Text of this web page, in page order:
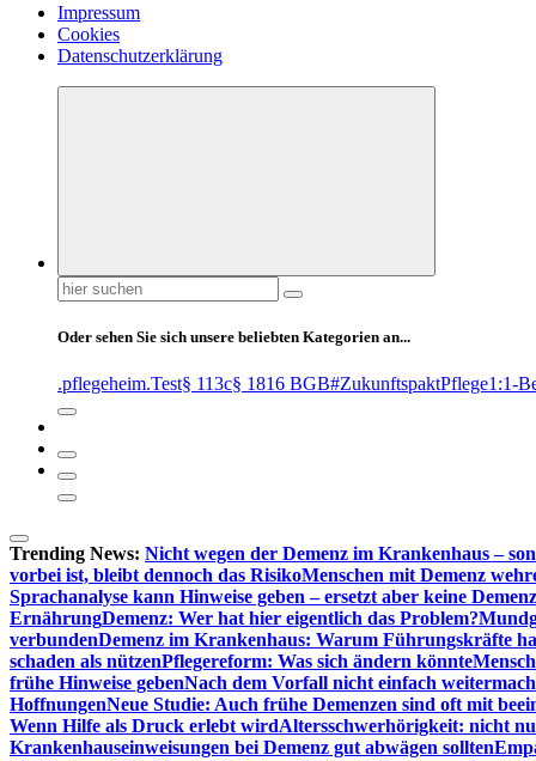
Impressum
Cookies
Datenschutzerklärung
Suchen
nach:
Oder sehen Sie sich unsere beliebten Kategorien an...
.pflegeheim.Test§ 113c§ 1816 BGB#ZukunftspaktPflege1:1-
Trending News: Nicht wegen der Demenz im Krankenhaus –
vorbei ist, bleibt dennoch das RisikoMenschen mit Demenz
Sprachanalyse kann Hinweise geben – ersetzt aber keine
ErnährungDemenz: Wer hat hier eigentlich das Problem?
verbundenDemenz im Krankenhaus: Warum Führungskräfte
schaden als nützenPflegereform: Was sich ändern könnte
frühe Hinweise gebenNach dem Vorfall nicht einfach
HoffnungenNeue Studie: Auch frühe Demenzen sind oft mit
Wenn Hilfe als Druck erlebt wirdAltersschwerhörigkeit: nicht
Krankenhauseinweisungen bei Demenz gut abwägen sollten